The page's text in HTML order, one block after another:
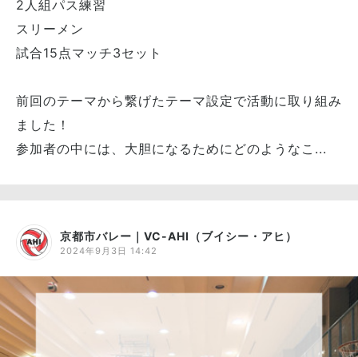
2人組パス練習
スリーメン
試合15点マッチ3セット
前回のテーマから繋げたテーマ設定で活動に取り組み
ました！
参加者の中には、大胆になるためにどのようなこ...
京都市バレー｜VC-AHI（ブイシー・アヒ）
2024年9月3日 14:42